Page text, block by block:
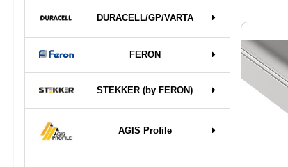
DURAСELL/GP/VARTA
FERON
STEKKER (by FERON)
AGIS Profile